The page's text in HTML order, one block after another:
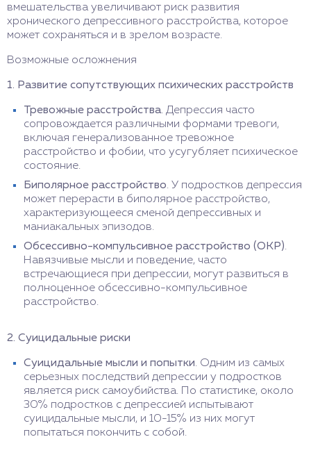
вмешательства увеличивают риск развития
хронического депрессивного расстройства, которое
может сохраняться и в зрелом возрасте.
Возможные осложнения
1. Развитие сопутствующих психических расстройств
Тревожные расстройства. Депрессия часто
сопровождается различными формами тревоги,
включая генерализованное тревожное
расстройство и фобии, что усугубляет психическое
состояние.
Биполярное расстройство. У подростков депрессия
может перерасти в биполярное расстройство,
характеризующееся сменой депрессивных и
маниакальных эпизодов.
Обсессивно-компульсивное расстройство (ОКР).
Навязчивые мысли и поведение, часто
встречающиеся при депрессии, могут развиться в
полноценное обсессивно-компульсивное
расстройство.
2. Суицидальные риски
Суицидальные мысли и попытки. Одним из самых
серьезных последствий депрессии у подростков
является риск самоубийства. По статистике, около
30% подростков с депрессией испытывают
суицидальные мысли, и 10-15% из них могут
попытаться покончить с собой.